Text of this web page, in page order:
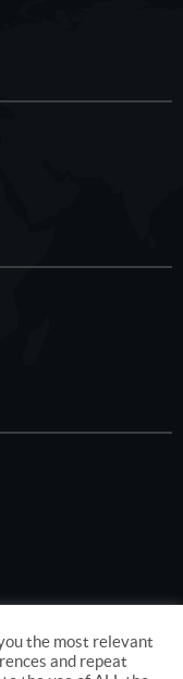
the most relevant
and repeat